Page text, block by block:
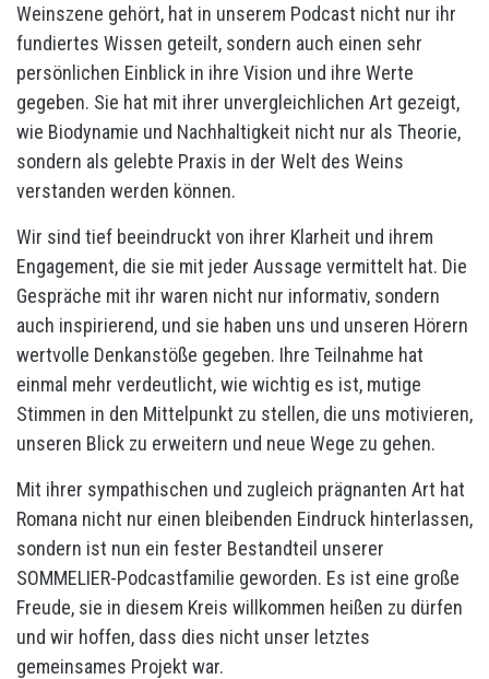
Weinszene gehört, hat in unserem Podcast nicht nur ihr
fundiertes Wissen geteilt, sondern auch einen sehr
persönlichen Einblick in ihre Vision und ihre Werte
gegeben. Sie hat mit ihrer unvergleichlichen Art gezeigt,
wie Biodynamie und Nachhaltigkeit nicht nur als Theorie,
sondern als gelebte Praxis in der Welt des Weins
verstanden werden können.
Wir sind tief beeindruckt von ihrer Klarheit und ihrem
Engagement, die sie mit jeder Aussage vermittelt hat. Die
Gespräche mit ihr waren nicht nur informativ, sondern
auch inspirierend, und sie haben uns und unseren Hörern
wertvolle Denkanstöße gegeben. Ihre Teilnahme hat
einmal mehr verdeutlicht, wie wichtig es ist, mutige
Stimmen in den Mittelpunkt zu stellen, die uns motivieren,
unseren Blick zu erweitern und neue Wege zu gehen.
Mit ihrer sympathischen und zugleich prägnanten Art hat
Romana nicht nur einen bleibenden Eindruck hinterlassen,
sondern ist nun ein fester Bestandteil unserer
SOMMELIER-Podcastfamilie geworden. Es ist eine große
Freude, sie in diesem Kreis willkommen heißen zu dürfen
und wir hoffen, dass dies nicht unser letztes
gemeinsames Projekt war.